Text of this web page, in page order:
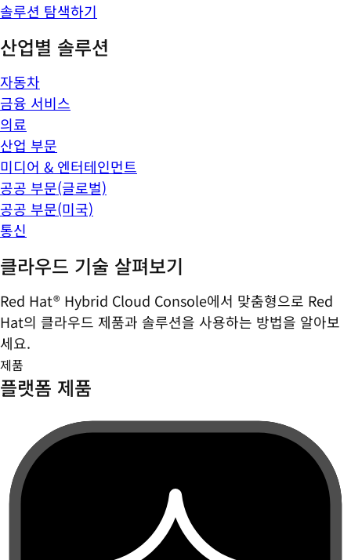
솔루션 탐색하기
산업별 솔루션
자동차
금융 서비스
의료
산업 부문
미디어 & 엔터테인먼트
공공 부문(글로벌)
공공 부문(미국)
통신
클라우드 기술 살펴보기
Red Hat® Hybrid Cloud Console에서 맞춤형으로 Red
Hat의 클라우드 제품과 솔루션을 사용하는 방법을 알아보
세요.
제품
플랫폼 제품